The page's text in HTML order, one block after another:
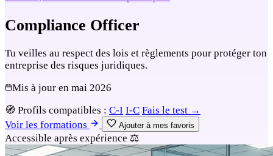
Compliance Officer
Tu veilles au respect des lois et règlements pour protéger ton
entreprise des risques juridiques.
Mis à jour en mai 2026
🧭 Profils compatibles : C-I I-C Fais le test →
Voir les formations
Ajouter à mes favoris
Accessible après expérience ⚖️